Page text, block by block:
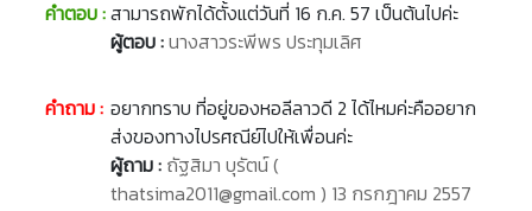
คำตอบ :สามารถพักได้ตั้งแต่วันที่ 16 ก.ค. 57 เป็นต้นไปค่ะ
ผู้ตอบ :นางสาวระพีพร ประทุมเลิศ
คำถาม : อยากทราบ ที่อยู่ของหอลีลาวดี 2 ได้ไหมค่ะคืออยาก
ส่งของทางไปรศณีย์ไปให้เพื่อนค่ะ
ผู้ถาม : ถัฐสิมา บุรัตน์ (
thatsima2011@gmail.com ) 13 กรกฎาคม 2557